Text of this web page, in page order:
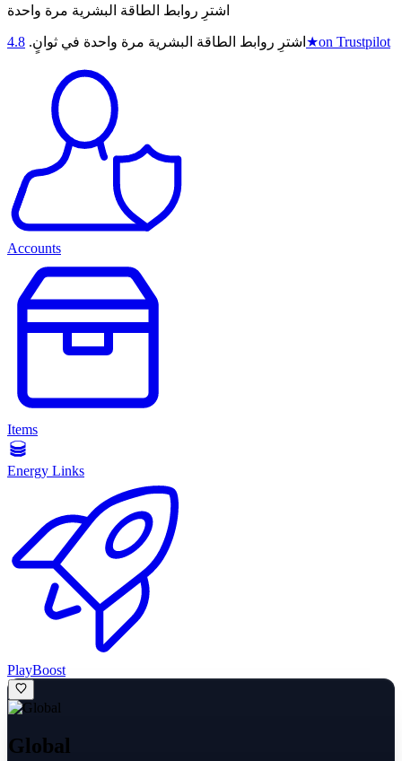
اشترِ روابط الطاقة البشرية مرة واحدة
اشترِ روابط الطاقة البشرية مرة واحدة في ثوانٍ. 4.8 ★on Trustpilot
Accounts
Items
Energy Links
PlayBoost
Global